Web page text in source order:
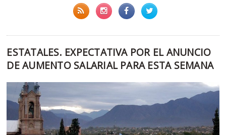
ESTATALES. EXPECTATIVA POR EL ANUNCIO
DE AUMENTO SALARIAL PARA ESTA SEMANA